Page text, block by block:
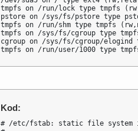
tmpfs on /run/lock type tmpfs
pstore on /sys/fs/pstore type
tmpfs on /run/shm type tmpfs
tmpfs on /sys/fs/cgroup type tmpfs
cgroup on /sys/fs/cgroup/elogind
tmpfs on /run/user/1000 type
Kod:
# /etc/fstab: static file system